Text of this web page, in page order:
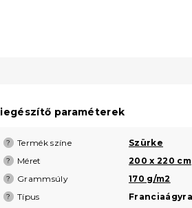
paraméterek
? Termék színe Szürke
? Méret 200 x 220 cm
? Grammsúly 170 g/m2
? Típus
Franciaágyra